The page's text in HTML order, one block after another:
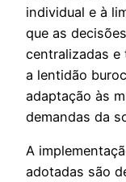
individual e à
que as
centralizadas e
a lentidão
adaptação às
demandas da
A
adotadas são